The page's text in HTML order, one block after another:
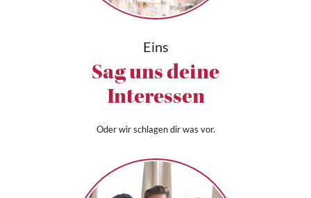
Eins
Sag uns deine
Interessen
Oder wir schlagen dir was vor.